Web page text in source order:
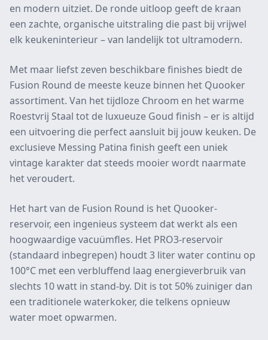
en modern uitziet. De ronde uitloop geeft de kraan
een zachte, organische uitstraling die past bij vrijwel
elk keukeninterieur – van landelijk tot ultramodern.
Met maar liefst zeven beschikbare finishes biedt de
Fusion Round de meeste keuze binnen het Quooker
assortiment. Van het tijdloze Chroom en het warme
Roestvrij Staal tot de luxueuze Goud finish – er is altijd
een uitvoering die perfect aansluit bij jouw keuken. De
exclusieve Messing Patina finish geeft een uniek
vintage karakter dat steeds mooier wordt naarmate
het veroudert.
Het hart van de Fusion Round is het Quooker-
reservoir, een ingenieus systeem dat werkt als een
hoogwaardige vacuümfles. Het PRO3-reservoir
(standaard inbegrepen) houdt 3 liter water continu op
100°C met een verbluffend laag energieverbruik van
slechts 10 watt in stand-by. Dit is tot 50% zuiniger dan
een traditionele waterkoker, die telkens opnieuw
water moet opwarmen.